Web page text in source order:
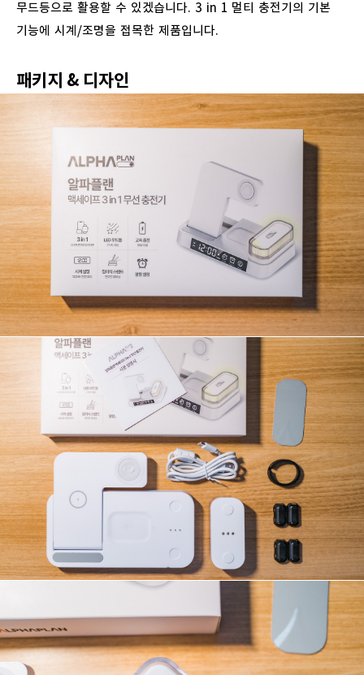
무드등으로 활용할 수 있겠습니다. 3 in 1 멀티 충전기의 기본
기능에 시계 /조명을 접목한 제품입니다.
패키지 & 디자인